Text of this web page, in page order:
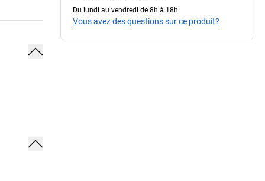
Du lundi au vendredi de 8h à 18h
Vous avez des questions sur ce produit?